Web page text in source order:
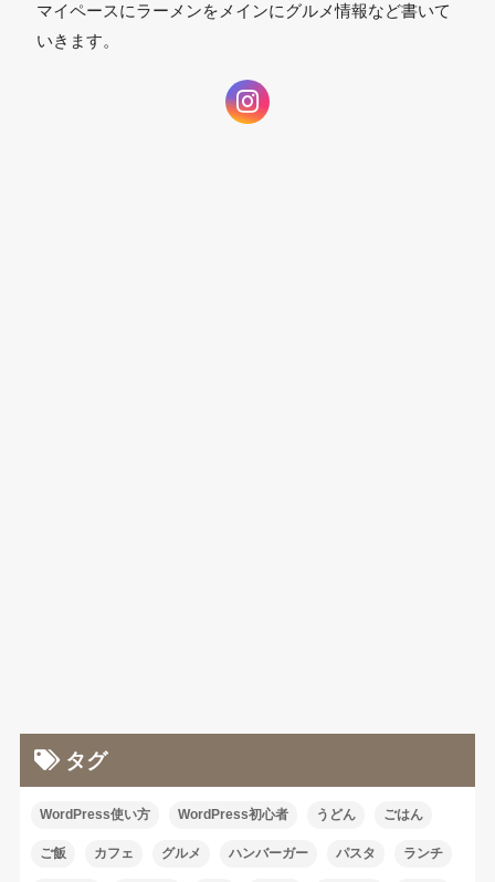
マイペースにラーメンをメインにグルメ情報など書いて
いきます。
タグ
WordPress使い方 WordPress初心者 うどん ごはん
ご飯 カフェ グルメ ハンバーガー パスタ ランチ